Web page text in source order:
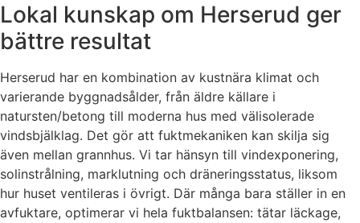
Lokal kunskap om Herserud ger
bättre resultat
Herserud har en kombination av kustnära klimat och
varierande byggnadsålder, från äldre källare i
natursten/betong till moderna hus med välisolerade
vindsbjälklag. Det gör att fuktmekaniken kan skilja sig
även mellan grannhus. Vi tar hänsyn till vindexponering,
solinstrålning, marklutning och dräneringsstatus, liksom
hur huset ventileras i övrigt. Där många bara ställer in en
avfuktare, optimerar vi hela fuktbalansen: tätar läckage,